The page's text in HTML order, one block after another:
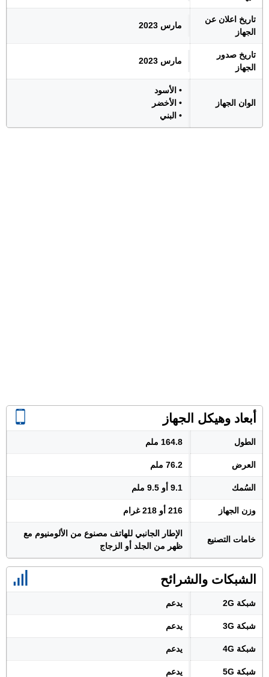
تاريخ اعلان عن
الجهاز
مارس 2023
تاريخ صدور
الجهاز
مارس 2023
الوان الجهاز
• الأسود
• الأخضر
• البني
أبعاد وهيكل الجهاز
الطول 164.8 ملم
العرض 76.2 ملم
السُمك 9.1 أو 9.5 ملم
وزن الجهاز 216 أو 218 غرام
خامات التصنيع
الإطار الجانبي للهاتف مصنوع من الألومنيوم مع
ظهر من الجلد أو الزجاج
الشبكات والشرائح
شبكة 2G يدعم
شبكة 3G يدعم
شبكة 4G يدعم
شبكة 5G يدعم